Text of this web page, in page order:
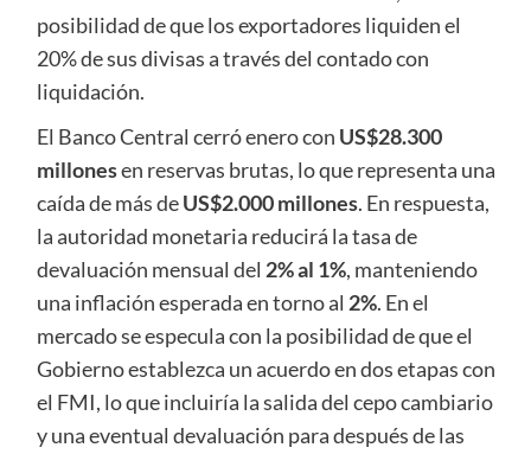
posibilidad de que los exportadores liquiden el
20% de sus divisas a través del contado con
liquidación.
El Banco Central cerró enero con US$28.300
millonesen reservas brutas, lo que representa una
caída de más deUS$2.000 millones. En respuesta,
la autoridad monetaria reducirá la tasa de
devaluación mensual del 2% al 1%, manteniendo
una inflación esperada en torno al 2%. En el
mercado se especula con la posibilidad de que el
Gobierno establezca un acuerdo en dos etapas con
el FMI, lo que incluiría la salida del cepo cambiario
y una eventual devaluación para después de las